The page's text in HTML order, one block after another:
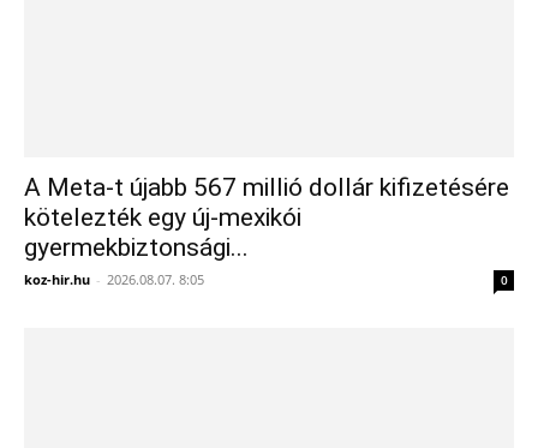
A Meta-t újabb 567 millió dollár kifizetésére
kötelezték egy új-mexikói
gyermekbiztonsági...
koz-hir.hu - 2026.08.07. 8:05 0